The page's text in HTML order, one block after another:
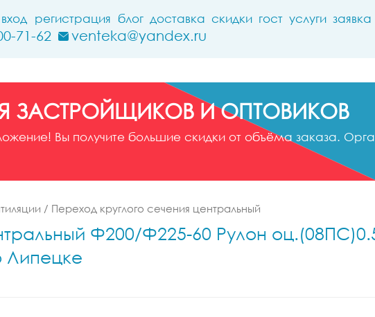
вход регистрация блог доставка скидки гост услуги заявка
71-62 venteka@yandex.ru
ЗАСТРОЙЩИКОВ И ОПТОВИКОВ
Вы получите большие скидки от объёма заказа.
/ Переход круглого сечения центральный
Ф200/Ф225-60 Рулон
Липецке